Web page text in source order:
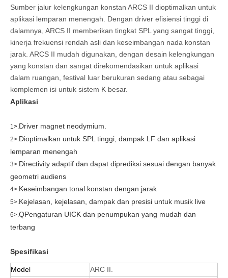
Sumber jalur kelengkungan konstan ARCS II dioptimalkan untuk
aplikasi lemparan menengah. Dengan driver efisiensi tinggi di
dalamnya, ARCS II memberikan tingkat SPL yang sangat tinggi,
kinerja frekuensi rendah asli dan keseimbangan nada konstan
jarak. ARCS II mudah digunakan, dengan desain kelengkungan
yang konstan dan sangat direkomendasikan untuk aplikasi
dalam ruangan, festival luar berukuran sedang atau sebagai
komplemen isi untuk sistem K besar.
Aplikasi
1>.Driver magnet neodymium.
2>.Dioptimalkan untuk SPL tinggi, dampak LF dan aplikasi
lemparan menengah
3>.Directivity adaptif dan dapat diprediksi sesuai dengan banyak
geometri audiens
4>.Keseimbangan tonal konstan dengan jarak
5>.Kejelasan, kejelasan, dampak dan presisi untuk musik live
6>.QPengaturan UICK dan penumpukan yang mudah dan
terbang
Spesifikasi
Model ARC II.